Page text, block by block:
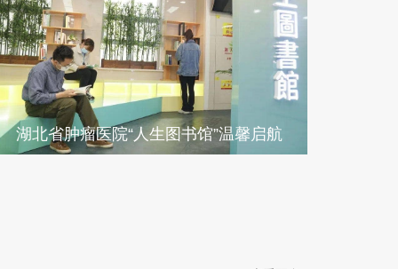
湖北省肿瘤医院“人生图书馆”温馨启航